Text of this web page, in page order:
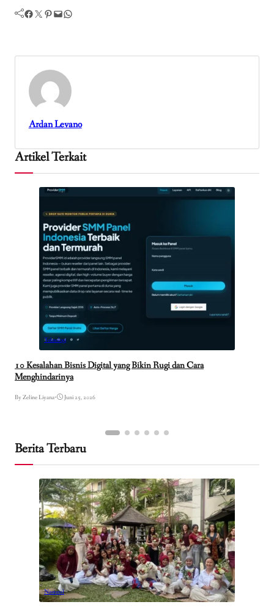
Facebook Twitter Pinterest Mail WhatsApp
Ardan Levano
Artikel Terkait
Teknologi
10 Kesalahan Bisnis Digital yang Bikin Rugi dan Cara
Menghindarinya
By Zeline Liyana• Juni 25, 2026
Berita Terbaru
Nasional